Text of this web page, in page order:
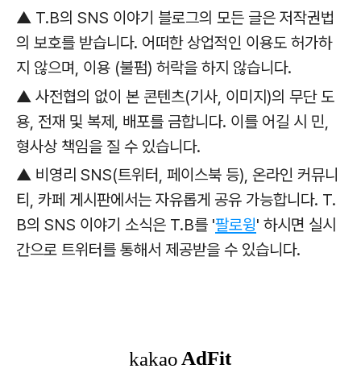
▲ T.B의 SNS 이야기 블로그의 모든 글은 저작권법
의 보호를 받습니다. 어떠한 상업적인 이용도 허가하
지 않으며, 이용 (불펌) 허락을 하지 않습니다.
▲ 사전협의 없이 본 콘텐츠(기사, 이미지)의 무단 도
용, 전재 및 복제, 배포를 금합니다. 이를 어길 시 민,
형사상 책임을 질 수 있습니다.
▲ 비영리 SNS(트위터, 페이스북 등), 온라인 커뮤니
티, 카페 게시판에서는 자유롭게 공유 가능합니다. T.
B의 SNS 이야기 소식은 T.B를 '팔로윙' 하시면 실시
간으로 트위터를 통해서 제공받을 수 있습니다.